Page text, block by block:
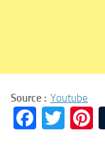
Source : Youtube